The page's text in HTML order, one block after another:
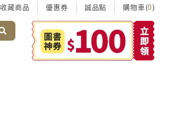
收藏商品 優惠券 誠品點 購物車(0)